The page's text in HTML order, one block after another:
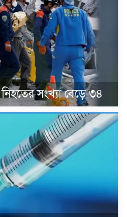
সংখ্যা বেড়ে ৩৪